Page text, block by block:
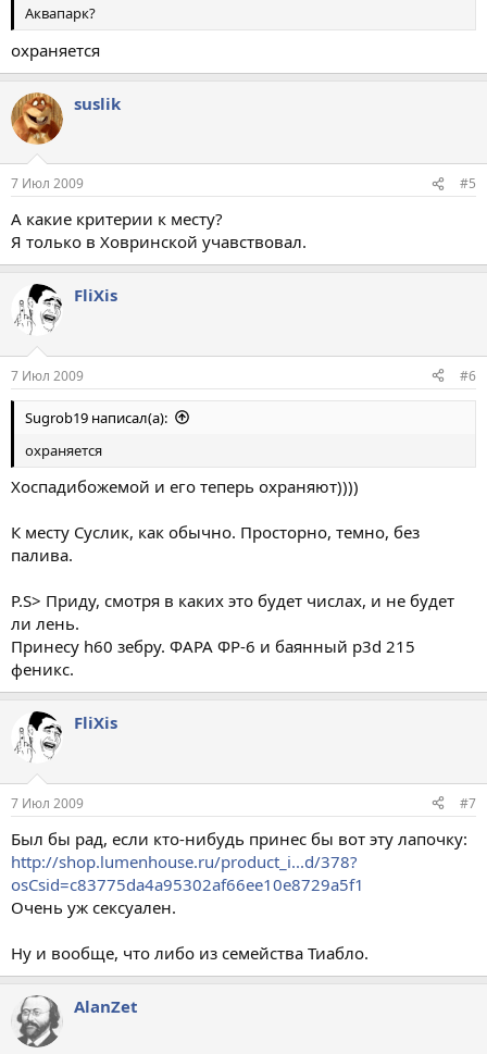
Аквапарк?
охраняется
suslik
7 Июл 2009 #5
А какие критерии к месту?
Я только в Ховринской учавствовал.
FliXis
7 Июл 2009 #6
Sugrob19 написал(а):
охраняется
Хоспадибожемой и его теперь охраняют))))
К месту Суслик, как обычно. Просторно, темно, без
палива.
P.S> Приду, смотря в каких это будет числах, и не будет
ли лень.
Принесу h60 зебру. ФАРА ФР-6 и баянный p3d 215
феникс.
FliXis
7 Июл 2009 #7
Был бы рад, если кто-нибудь принес бы вот эту лапочку:
http://shop.lumenhouse.ru/product_i...d/378?
osCsid=c83775da4a95302af66ee10e8729a5f1
Очень уж сексуален.
Ну и вообще, что либо из семейства Тиабло.
AlanZet